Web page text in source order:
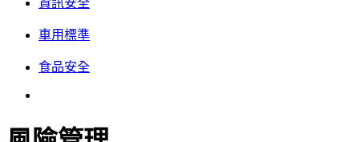
車用標準
食品安全